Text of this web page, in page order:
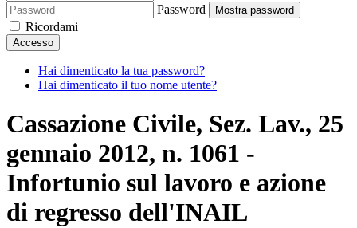
Password
Mostra password
Ricordami
Accesso
Hai dimenticato la tua password?
Hai dimenticato il tuo nome utente?
Cassazione Civile, Sez. Lav., 25
gennaio 2012, n. 1061 -
Infortunio sul lavoro e azione
di regresso dell'INAIL